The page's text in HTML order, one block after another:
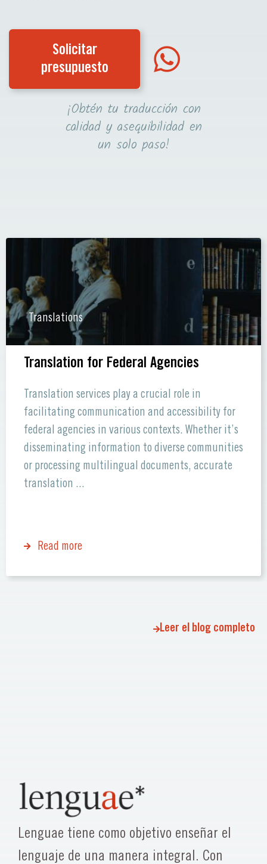
Solicitar
presupuesto
¡Obtén tu traducción con
calidad y asequibilidad en
un solo paso!
Translations
Translation for Federal Agencies
Translation services play a crucial role in
facilitating communication and accessibility for
federal agencies in various contexts. Whether it’s
disseminating information to diverse communities
or processing multilingual documents, accurate
translation ...
Read more
Leer el blog completo
Lenguae tiene como objetivo enseñar el
lenguaje de una manera integral. Con